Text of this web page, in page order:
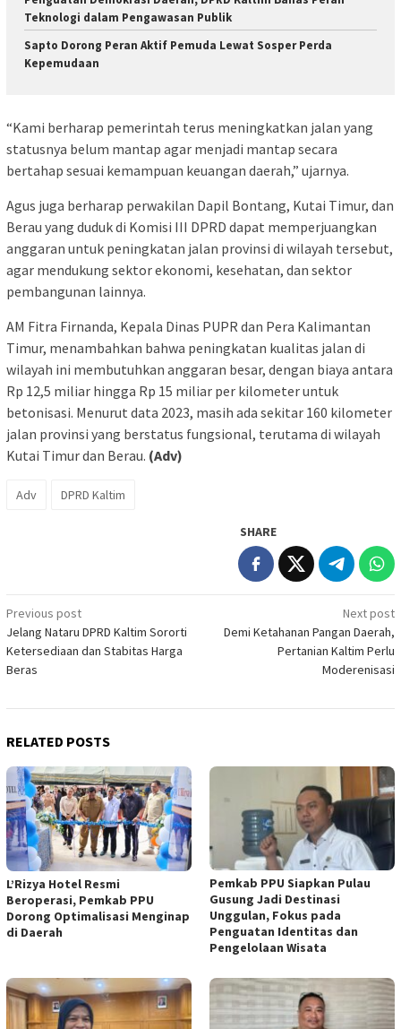
Teknologi dalam Pengawasan Publik
Sapto Dorong Peran Aktif Pemuda Lewat Sosper Perda
Kepemudaan
“Kami berharap pemerintah terus meningkatkan jalan yang
statusnya belum mantap agar menjadi mantap secara
bertahap sesuai kemampuan keuangan daerah,” ujarnya.
Agus juga berharap perwakilan Dapil Bontang, Kutai Timur, dan
Berau yang duduk di Komisi III DPRD dapat memperjuangkan
anggaran untuk peningkatan jalan provinsi di wilayah tersebut,
agar mendukung sektor ekonomi, kesehatan, dan sektor
pembangunan lainnya.
AM Fitra Firnanda, Kepala Dinas PUPR dan Pera Kalimantan
Timur, menambahkan bahwa peningkatan kualitas jalan di
wilayah ini membutuhkan anggaran besar, dengan biaya antara
Rp 12,5 miliar hingga Rp 15 miliar per kilometer untuk
betonisasi. Menurut data 2023, masih ada sekitar 160 kilometer
jalan provinsi yang berstatus fungsional, terutama di wilayah
Kutai Timur dan Berau. (Adv)
Adv DPRD Kaltim
SHARE
Post
navigation
Previous post
Jelang Nataru DPRD Kaltim Sororti
Ketersediaan dan Stabitas Harga
Beras
Next post
Demi Ketahanan Pangan Daerah,
Pertanian Kaltim Perlu
Moderenisasi
RELATED POSTS
L’Rizya Hotel Resmi
Beroperasi, Pemkab PPU
Dorong Optimalisasi Menginap
di Daerah
Pemkab PPU Siapkan Pulau
Gusung Jadi Destinasi
Unggulan, Fokus pada
Penguatan Identitas dan
Pengelolaan Wisata